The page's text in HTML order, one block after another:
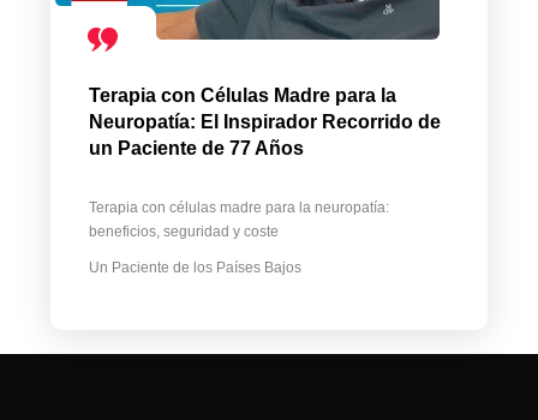
Terapia con Células Madre para la
Neuropatía: El Inspirador Recorrido de
un Paciente de 77 Años
Terapia con células madre para la neuropatía:
beneficios, seguridad y coste
Un Paciente de los Países Bajos